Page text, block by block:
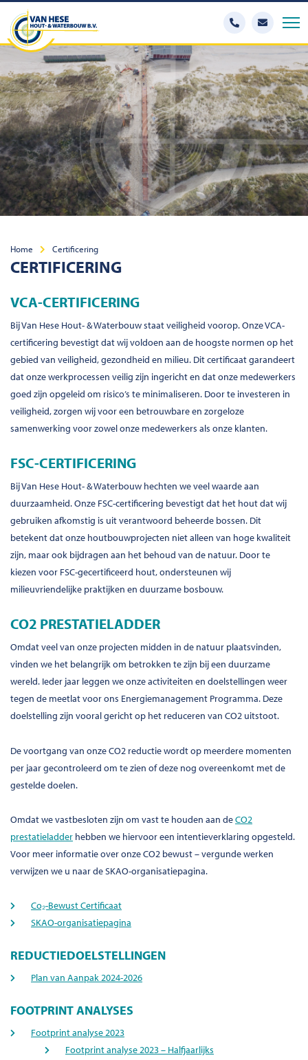
Home Certificering
CERTIFICERING
VCA-CERTIFICERING
Bij Van Hese Hout- & Waterbouw staat veiligheid voorop. Onze VCA-
certificering bevestigt dat wij voldoen aan de hoogste normen op het
gebied van veiligheid, gezondheid en milieu. Dit certificaat garandeert
dat onze werkprocessen veilig zijn ingericht en dat onze medewerkers
goed zijn opgeleid om risico’s te minimaliseren. Door te investeren in
veiligheid, zorgen wij voor een betrouwbare en zorgeloze
samenwerking voor zowel onze medewerkers als onze klanten.
FSC-CERTIFICERING
Bij Van Hese Hout- & Waterbouw hechten we veel waarde aan
duurzaamheid. Onze FSC-certificering bevestigt dat het hout dat wij
gebruiken afkomstig is uit verantwoord beheerde bossen. Dit
betekent dat onze houtbouwprojecten niet alleen van hoge kwaliteit
zijn, maar ook bijdragen aan het behoud van de natuur. Door te
kiezen voor FSC-gecertificeerd hout, ondersteunen wij
milieuvriendelijke praktijken en duurzame bosbouw.
CO2 PRESTATIELADDER
Omdat veel van onze projecten midden in de natuur plaatsvinden,
vinden we het belangrijk om betrokken te zijn bij een duurzame
wereld. Ieder jaar leggen we onze activiteiten en doelstellingen weer
tegen de meetlat voor ons Energiemanagement Programma. Deze
doelstelling zijn vooral gericht op het reduceren van CO2 uitstoot.
De voortgang van onze CO2 reductie wordt op meerdere momenten
per jaar gecontroleerd om te zien of deze nog overeenkomt met de
gestelde doelen.
Omdat we vastbesloten zijn om vast te houden aan deCO2
prestatieladder hebben we hiervoor een intentieverklaring opgesteld.
Voor meer informatie over onze CO2 bewust – vergunde werken
verwijzen we u naar de SKAO-organisatiepagina.
Co₂-Bewust Certificaat
SKAO-organisatiepagina
REDUCTIEDOELSTELLINGEN
Plan van Aanpak 2024-2026
FOOTPRINT ANALYSES
Footprint analyse 2023
Footprint analyse 2023 – Halfjaarlijks